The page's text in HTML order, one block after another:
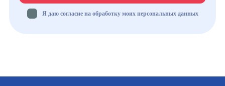
Я даю согласие на обработку моих персональных данных